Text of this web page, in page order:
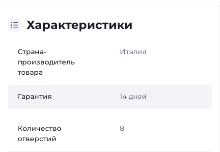
Характеристики
Страна-
производитель
товара
Италия
Гарантия 14 дней
Количество
отверстий
8